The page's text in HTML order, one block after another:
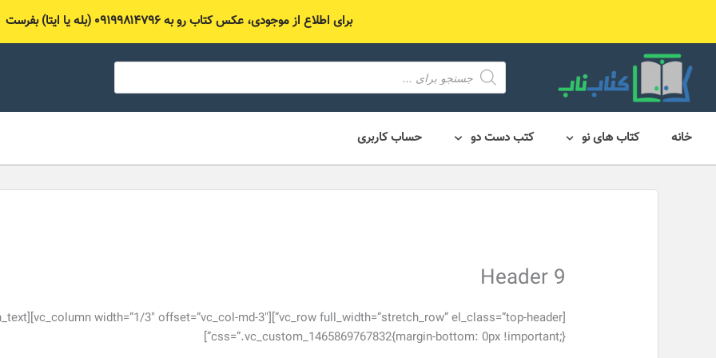
محتوا
برای اطلاع از موجودی، عکس کتاب رو به ۰۹۱۹۹۸۱۴۷۹۶ (بله یا ایتا) بفرست
محصول
search
خانه کتاب های نو کتب دست دو حساب کاربری
Header 9
md-3″][vc_column_text
css=”.vc_custom_1465869767832{margin-bottom: 0px !important;}”]